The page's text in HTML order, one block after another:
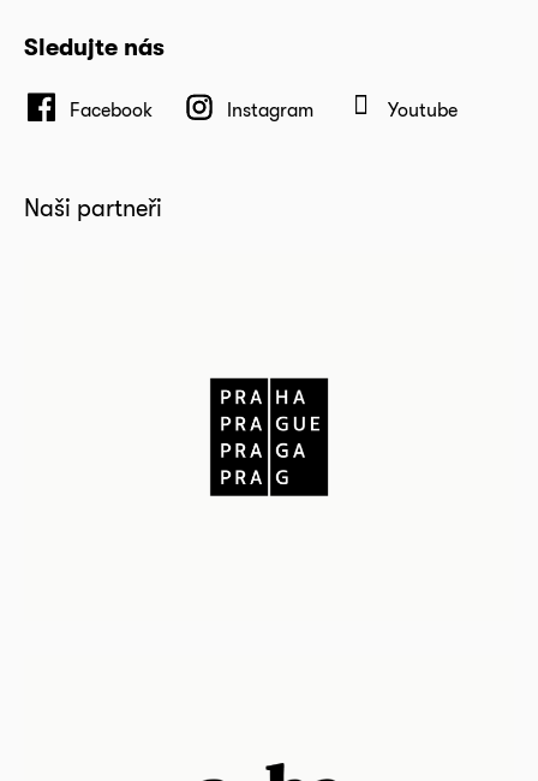
Sledujte nás
Facebook Instagram Youtube
Naši partneři